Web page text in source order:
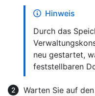
Hinweis
Durch das
neu gestartet,
feststellbaren
Warten Sie auf